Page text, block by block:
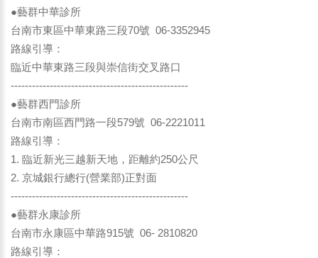
●藝群中華診所
台南市東區中華東路三段70號 06-3352945
路線引導：
臨近中華東路三段與崇信街交叉路口
--------------------------------------------------
●藝群西門診所
台南市南區西門路一段579號 06-2221011
路線引導：
1. 臨近新光三越新天地，距離約250公尺
2. 京城銀行總行(營業部)正對面
--------------------------------------------------
●藝群永康診所
台南市永康區中華路915號 06- 2810820
路線引導：